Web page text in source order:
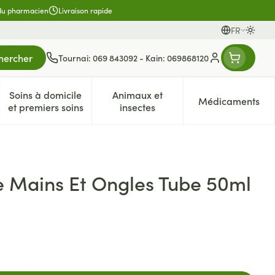
pharmacien Livraison rapide
FR
Langues
Tournai: 069 843092 - Kain: 069868120
Menu client
enfantsVitalité 50+
menu pour la catégorie Naturopathie
Soins à domicile
et premiers soinsAfficher le sous-menu pour la catégorie Soins à
Animaux et
insectes
Afficher le sous-menu pour la
Médicaments
Afficher
Et Ongles Tube 50ml